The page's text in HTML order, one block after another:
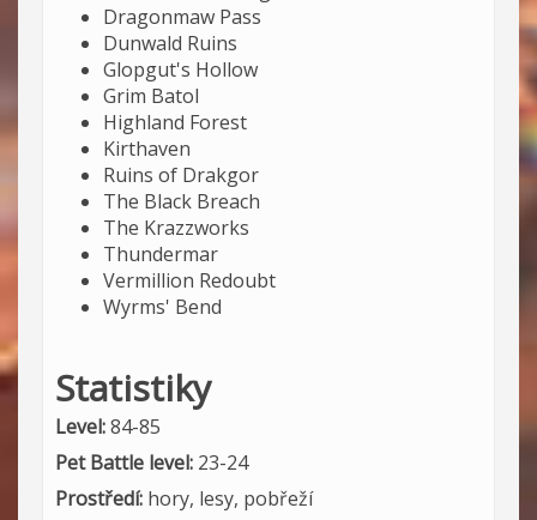
Dragonmaw Pass
Dunwald Ruins
Glopgut's Hollow
Grim Batol
Highland Forest
Kirthaven
Ruins of Drakgor
The Black Breach
The Krazzworks
Thundermar
Vermillion Redoubt
Wyrms' Bend
Statistiky
Level:84-85
Pet Battle level: 23-24
Prostředí: hory, lesy, pobřeží